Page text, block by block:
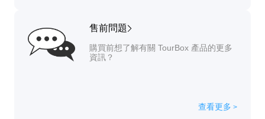
售前問題
購買前想了解有關 TourBox 產品的更多
資訊？
查看更多 >